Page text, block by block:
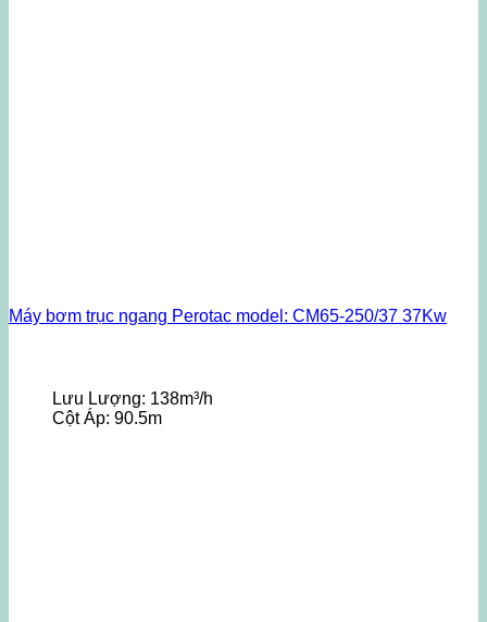
Máy bơm trục ngang Perotac model: CM65-250/37 37Kw
Lưu Lượng: 138m³/h
Cột Áp: 90.5m